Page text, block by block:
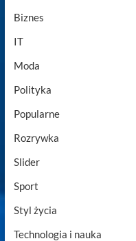
Biznes
IT
Moda
Polityka
Popularne
Rozrywka
Slider
Sport
Styl życia
Technologia i nauka